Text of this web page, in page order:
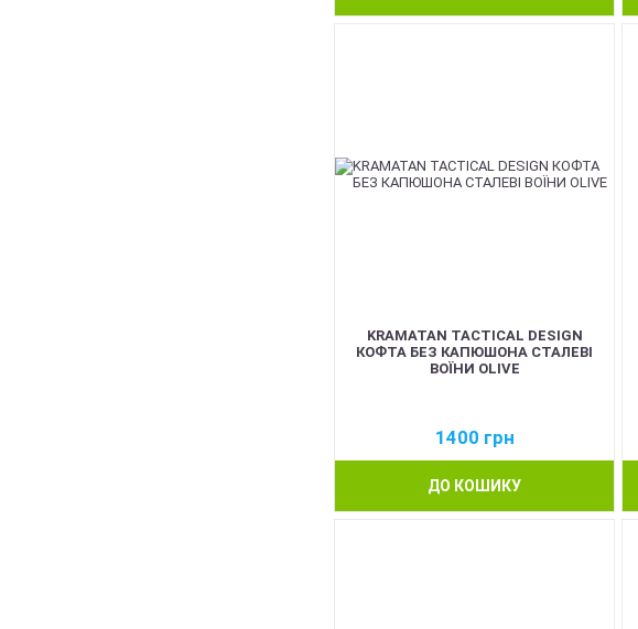
KRAMATAN TACTICAL DESIGN
КОФТА БЕЗ КАПЮШОНА СТАЛЕВІ
ВОЇНИ OLIVE
1400 грн
ДО КОШИКУ